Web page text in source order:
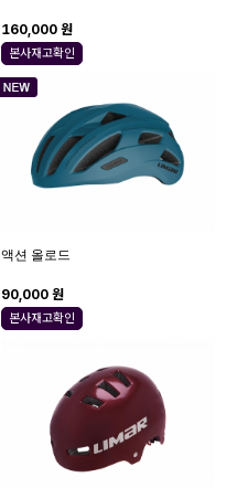
160,000 원
본사재고확인
액션 올로드
90,000 원
본사재고확인